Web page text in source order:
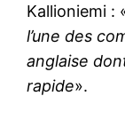
Kallioniemi :
l’une des
anglaise
rapide».